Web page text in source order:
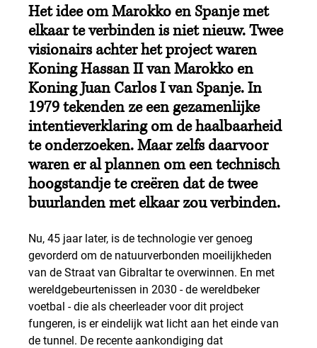
Het idee om Marokko en Spanje met
elkaar te verbinden is niet nieuw. Twee
visionairs achter het project waren
Koning Hassan II van Marokko en
Koning Juan Carlos I van Spanje. In
1979 tekenden ze een gezamenlijke
intentieverklaring om de haalbaarheid
te onderzoeken. Maar zelfs daarvoor
waren er al plannen om een technisch
hoogstandje te creëren dat de twee
buurlanden met elkaar zou verbinden.
Nu, 45 jaar later, is de technologie ver genoeg
gevorderd om de natuurverbonden moeilijkheden
van de Straat van Gibraltar te overwinnen. En met
wereldgebeurtenissen in 2030 - de wereldbeker
voetbal - die als cheerleader voor dit project
fungeren, is er eindelijk wat licht aan het einde van
de tunnel. De recente aankondiging dat